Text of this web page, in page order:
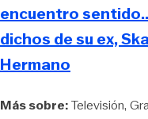
encuentro
dichos de su ex,
Hermano
Más sobre:Televisión